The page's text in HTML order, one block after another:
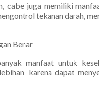
cabe juga memiliki
tekanan darah,
Benar
manfaat untuk
karena dapat